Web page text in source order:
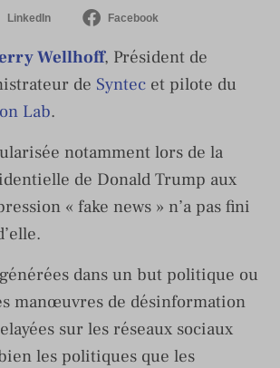
LinkedIn Facebook
Wellhoff, Président de
de Syntec et pilote du
Lab.
notamment lors de la
de Donald Trump aux
« fake news » n’a pas fini
dans un but politique ou
manœuvres de désinformation
sur les réseaux sociaux
les politiques que les